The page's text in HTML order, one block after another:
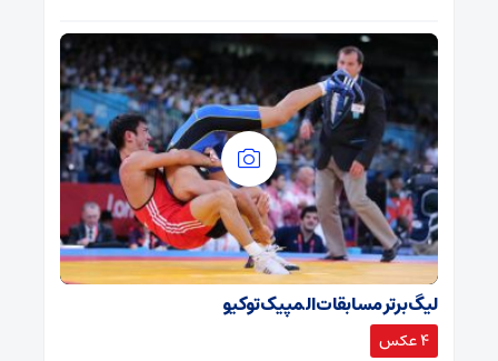
لیگ برتر مسابقات المپیک توکیو
4 عکس